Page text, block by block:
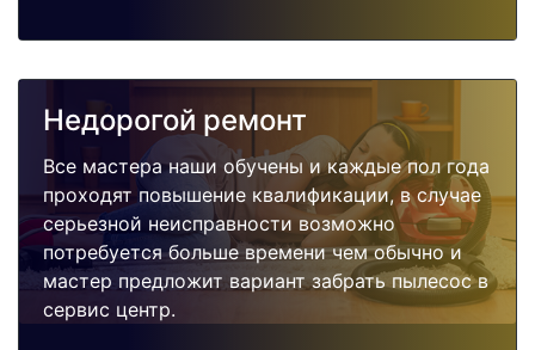
Недорогой ремонт
Все мастера наши обучены и каждые пол года
проходят повышение квалификации, в случае
серьезной неисправности возможно
потребуется больше времени чем обычно и
мастер предложит вариант забрать пылесос в
сервис центр.